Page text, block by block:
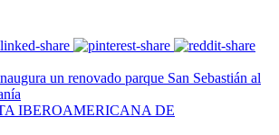
un renovado parque San Sebastián al
IBEROAMERICANA DE